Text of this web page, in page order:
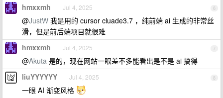
6
hmxxmh Jul 4, 2025
@JustW 我是用的 cursor cluade3.7 ，纯前端 ai 生成的非常丝
滑，但是前后端项目就很难
7
hmxxmh Jul 4, 2025
@Akuta 是的，现在网站一眼差不多能看出是不是 ai 搞得
8
liuYYYYYY Jul 4, 2025
一眼 AI 渐变风格